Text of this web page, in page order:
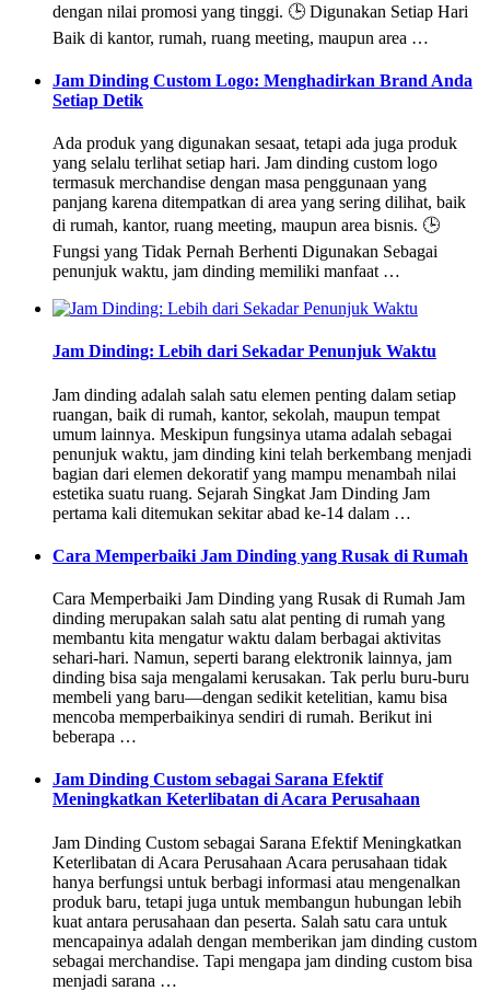
dengan nilai promosi yang tinggi. 🕒 Digunakan Setiap Hari
Baik di kantor, rumah, ruang meeting, maupun area …
Jam Dinding Custom Logo: Menghadirkan Brand Anda
Setiap Detik
Ada produk yang digunakan sesaat, tetapi ada juga produk
yang selalu terlihat setiap hari. Jam dinding custom logo
termasuk merchandise dengan masa penggunaan yang
panjang karena ditempatkan di area yang sering dilihat, baik
di rumah, kantor, ruang meeting, maupun area bisnis. 🕒
Fungsi yang Tidak Pernah Berhenti Digunakan Sebagai
penunjuk waktu, jam dinding memiliki manfaat …
Jam Dinding: Lebih dari Sekadar Penunjuk Waktu
Jam dinding adalah salah satu elemen penting dalam setiap
ruangan, baik di rumah, kantor, sekolah, maupun tempat
umum lainnya. Meskipun fungsinya utama adalah sebagai
penunjuk waktu, jam dinding kini telah berkembang menjadi
bagian dari elemen dekoratif yang mampu menambah nilai
estetika suatu ruang. Sejarah Singkat Jam Dinding Jam
pertama kali ditemukan sekitar abad ke-14 dalam …
Cara Memperbaiki Jam Dinding yang Rusak di Rumah
Cara Memperbaiki Jam Dinding yang Rusak di Rumah Jam
dinding merupakan salah satu alat penting di rumah yang
membantu kita mengatur waktu dalam berbagai aktivitas
sehari-hari. Namun, seperti barang elektronik lainnya, jam
dinding bisa saja mengalami kerusakan. Tak perlu buru-buru
membeli yang baru—dengan sedikit ketelitian, kamu bisa
mencoba memperbaikinya sendiri di rumah. Berikut ini
beberapa …
Jam Dinding Custom sebagai Sarana Efektif
Meningkatkan Keterlibatan di Acara Perusahaan
Jam Dinding Custom sebagai Sarana Efektif Meningkatkan
Keterlibatan di Acara Perusahaan Acara perusahaan tidak
hanya berfungsi untuk berbagi informasi atau mengenalkan
produk baru, tetapi juga untuk membangun hubungan lebih
kuat antara perusahaan dan peserta. Salah satu cara untuk
mencapainya adalah dengan memberikan jam dinding custom
sebagai merchandise. Tapi mengapa jam dinding custom bisa
menjadi sarana …